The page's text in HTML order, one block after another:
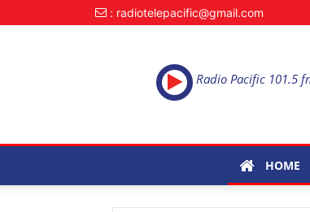
: radiotelepacific@gmail.com
Radio Pacific 101.5
HOME